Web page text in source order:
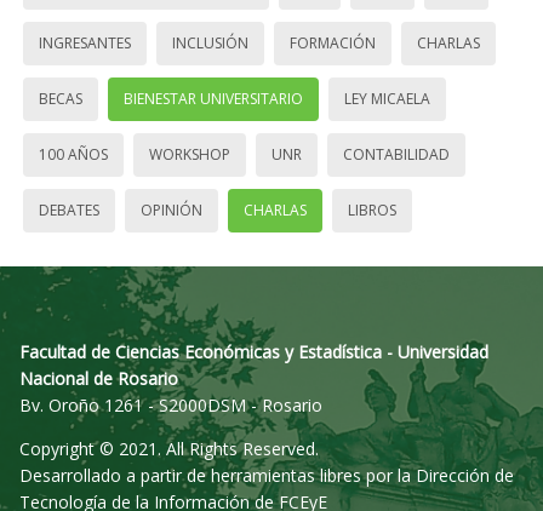
INGRESANTES INCLUSIÓN FORMACIÓN CHARLAS
BECAS BIENESTAR UNIVERSITARIO LEY MICAELA
100 AÑOS WORKSHOP UNR CONTABILIDAD
DEBATES OPINIÓN CHARLAS LIBROS
Facultad de Ciencias Económicas y Estadística - Universidad
Nacional de Rosario
Bv. Oroño 1261 - S2000DSM - Rosario
Copyright © 2021. All Rights Reserved.
Desarrollado a partir de herramientas libres por la Dirección de
Tecnología de la Información de FCEyE